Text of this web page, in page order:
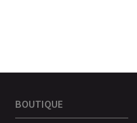
BOUTIQUE